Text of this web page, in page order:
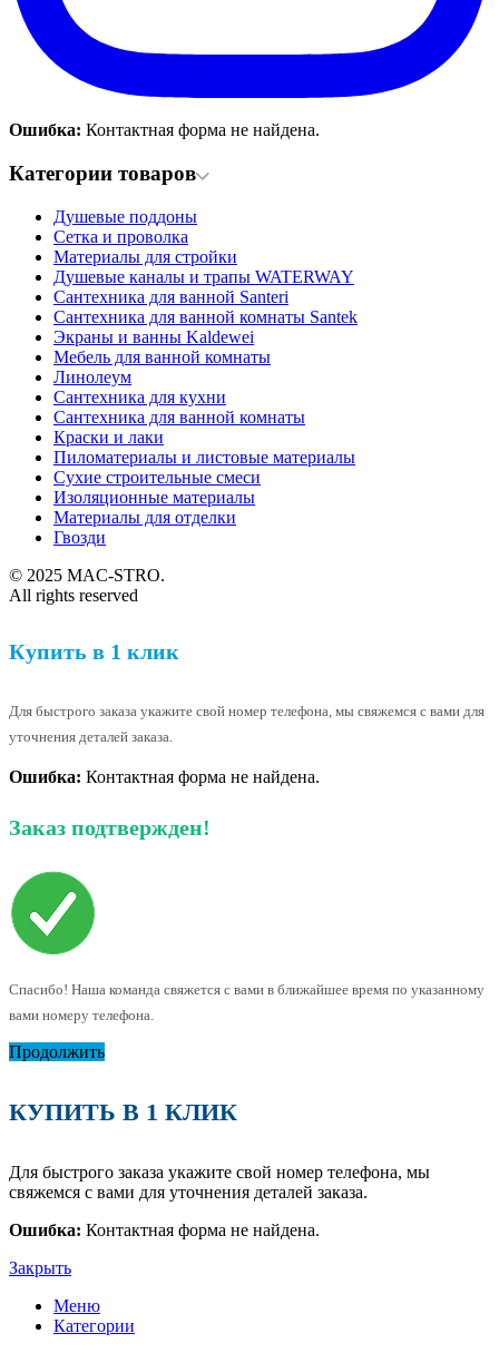
Ошибка: Контактная форма не найдена.
Категории товаров
Душевые поддоны
Сетка и проволка
Материалы для стройки
Душевые каналы и трапы WATERWAY
Сантехника для ванной Santeri
Сантехника для ванной комнаты Santek
Экраны и ванны Kaldewei
Мебель для ванной комнаты
Линолеум
Сантехника для кухни
Сантехника для ванной комнаты
Краски и лаки
Пиломатериалы и листовые материалы
Сухие строительные смеси
Изоляционные материалы
Материалы для отделки
Гвозди
© 2025 MAC-STRO.
All rights reserved
Купить в 1 клик
Для быстрого заказа укажите свой номер телефона, мы свяжемся с вами для
уточнения деталей заказа.
Ошибка: Контактная форма не найдена.
Заказ подтвержден!
Спасибо! Наша команда свяжется с вами в ближайшее время по указанному
вами номеру телефона.
Продолжить
КУПИТЬ В 1 КЛИК
Для быстрого заказа укажите свой номер телефона, мы
свяжемся с вами для уточнения деталей заказа.
Ошибка: Контактная форма не найдена.
Закрыть
Меню
Категории